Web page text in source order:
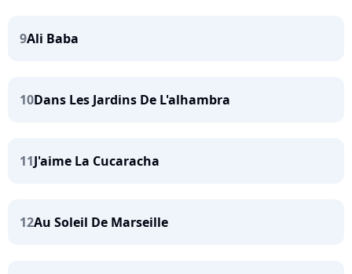
9Ali Baba
10Dans Les Jardins De L'alhambra
11J'aime La Cucaracha
12Au Soleil De Marseille